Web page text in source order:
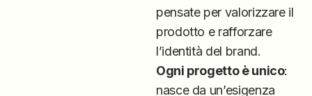
pensate per valorizzare il
prodotto e rafforzare
l’identità del brand.
Ogni progetto è unico:
nasce da un’esigenza